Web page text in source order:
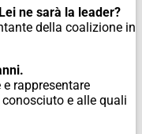
ne sarà la leader?
della coalizione in
rappresentare
e alle quali